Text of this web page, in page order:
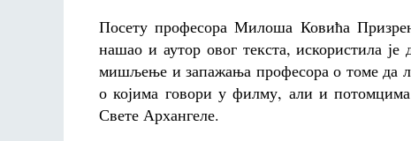
Посету професора Милоша Ковића
нашао и аутор овог текста, искористила
мишљење и запажања професора о томе да
о којима говори у филму, али и
Свете Архангеле.